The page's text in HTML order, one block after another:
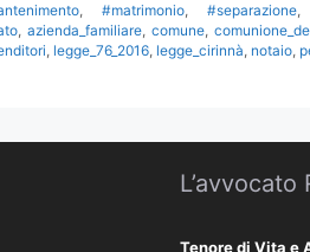
,#matrimonio, #separazione,
, azienda_familiare, comune,
, legge_76_2016, legge_cirinnà, notaio,
L’avvocato
Tenore di Vita e